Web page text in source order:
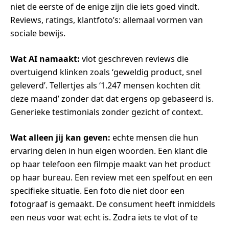
niet de eerste of de enige zijn die iets goed vindt.
Reviews, ratings, klantfoto’s: allemaal vormen van
sociale bewijs.
Wat AI namaakt: vlot geschreven reviews die
overtuigend klinken zoals ‘geweldig product, snel
geleverd’. Tellertjes als ‘1.247 mensen kochten dit
deze maand’ zonder dat dat ergens op gebaseerd is.
Generieke testimonials zonder gezicht of context.
Wat alleen jij kan geven: echte mensen die hun
ervaring delen in hun eigen woorden. Een klant die
op haar telefoon een filmpje maakt van het product
op haar bureau. Een review met een spelfout en een
specifieke situatie. Een foto die niet door een
fotograaf is gemaakt. De consument heeft inmiddels
een neus voor wat echt is. Zodra iets te vlot of te